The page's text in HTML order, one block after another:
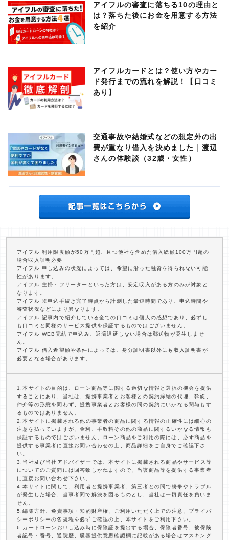
アイフルの審査に落ちる10の理由と
は？落ちた後にお金を用意する方法
を紹介
アイフルカードとは？使い方やカー
ド発行までの流れを解説！【口コミ
あり】
交通事故や結婚式などの想定外の出
費が重なり借入を決めました｜渡辺
さんの体験談（32歳・女性）
アイフル 利用限度額が50万円超、且つ他社を含めた借入総額100万円超の
場合収入証明必要
アイフル 申し込みの状況によっては、希望に沿った融資を得られない可能
性があります。
アイフル 主婦・フリーターといった方は、安定収入がある方のみが対象と
なります。
アイフル ※申込手続き完了時点から計測した最短時間であり、申込時間や
審査状況などにより異なります。
アイフル 記事内で紹介している全ての口コミは個人の感想であり、必ずし
も口コミと同様のサービス提供を保証するものではございません。
アイフル WEB完結で申込み、返済遅延しない場合は郵送物が発生しませ
ん。
アイフル 借入希望額や条件によっては、身分証明書以外にも収入証明書が
必要となる場合があります。
1.本サイトの目的は、ローン商品等に関する適切な情報と選択の機会を提供
することにあり、当社は、提携事業者とお客様との契約締結の代理、斡旋、
仲介等の形態を問わず、提携事業者とお客様の間の契約にいかなる関与もす
るものではありません。
2.本サイトに掲載される他の事業者の商品に関する情報の正確性には細心の
注意を払っていますが、金利、手数料その他の商品に関するいかなる情報も
保証するものではございません。ローン商品をご利用の際には、必ず商品を
提供する事業者に直接お問い合わせの上、商品詳細をご自身でご確認下さ
い。
3.当社及び当社アドバイザーでは、本サイトに掲載される商品やサービス等
についてのご質問には回答致しかねますので、当該商品等を提供する事業者
に直接お問い合わせ下さい。
4.本サイトに関して、利用者と提携事業者、第三者との間で紛争やトラブル
が発生した場合、当事者間で解決を図るものとし、当社は一切責任を負いま
せん。
5.編集方針、免責事項・知的財産権、ご利用いただく上での注意、プライバ
シーポリシーの各規程を必ずご確認の上、本サイトをご利用下さい。
6.カードローンお申し込み時に保険証を提出する場合、保険者番号、被保険
者記号・番号、通院歴、臓器提供意思確認欄に記載がある場合はマスキング